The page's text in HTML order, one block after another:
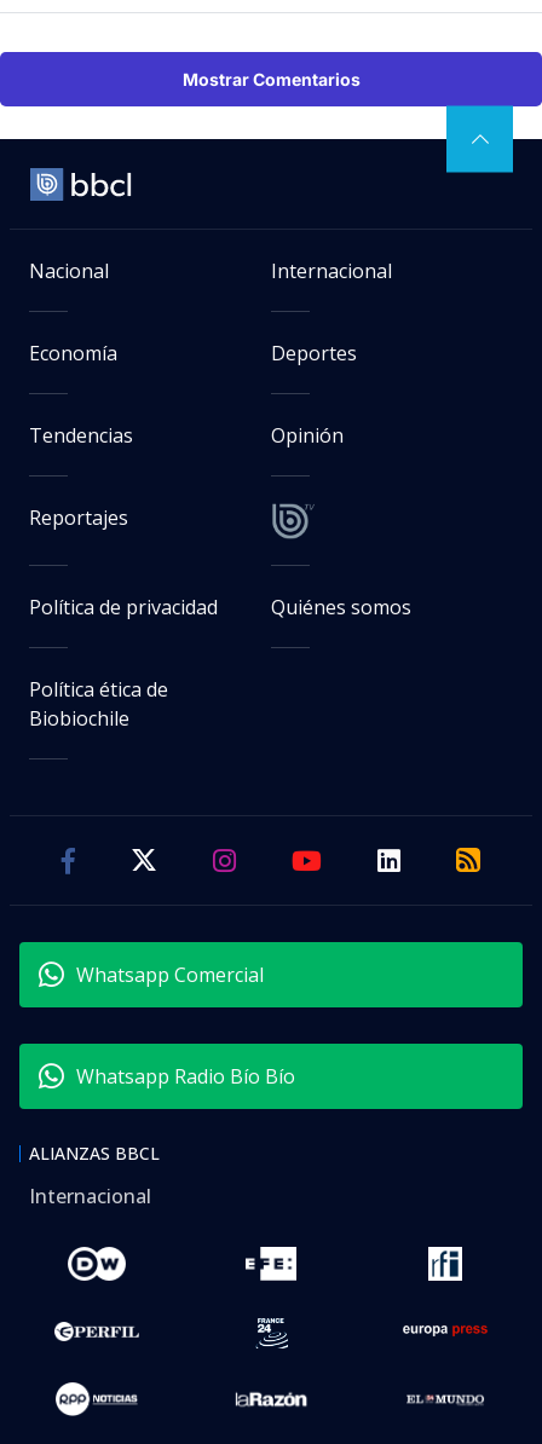
Mostrar Comentarios
Nacional Internacional
Economía Deportes
Tendencias Opinión
Reportajes
Política de privacidad Quiénes somos
Política ética de
Biobiochile
Whatsapp Comercial
Whatsapp Radio Bío Bío
ALIANZAS BBCL
Internacional